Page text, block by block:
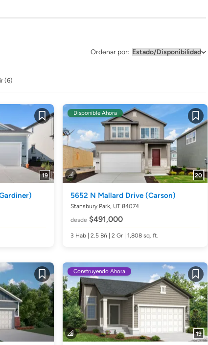
Ordenar por:
(6)
Guardar
19
Guardar
20
Disponible Ahora
5652 N Mallard Drive (Carson)
Stansbury Park, UT 84074
desde $491,000
3 Hab| 2.5 Bñ | 2 Gr | 1,808 sq. ft.
Guardar Guardar
19
Construyendo Ahora